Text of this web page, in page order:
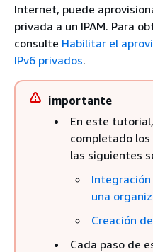
Internet, puede
privada a un IPAM. Para
consulte Habilitar el
IPv6 privados.
importante
En este
completado
las siguientes
Integración
una
Creación
Cada paso de